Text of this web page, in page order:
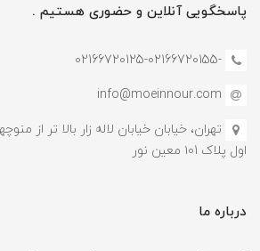
پاسخگویی آنلاین و حضوری هستیم .
-02166720125-02166720155
info@moeinnour.com
تهران، خیابان خیابان لاله زار بالا تر از
اول پلاک ۱۰1 معین نور
درباره ما